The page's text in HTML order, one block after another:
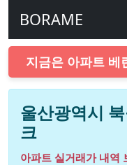
BORAME
지금은 아파트 베
울산광역시
크
아파트 실거래가 내역